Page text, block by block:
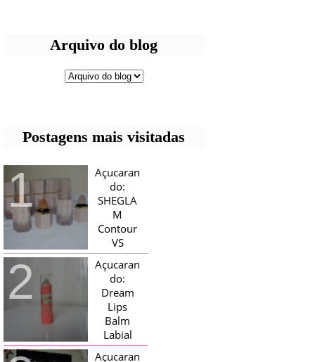
Arquivo do blog
Postagens mais visitadas
Açucaran
do:
SHEGLA
M
Contour
VS
Bronzer!
HELLO AÇUCARADAS, E NESTE
MÊS CHEGOU AQUI EM CASA UMA
CAIXA RECHEADA DE SHEGLAM,
TINHA BLUSH, ILUMINADORES E
TODOS OS BRONZER E
CONTORNOS ...
Açucaran
do:
Dream
Lips
Balm
Labial
Magico
Açucaran